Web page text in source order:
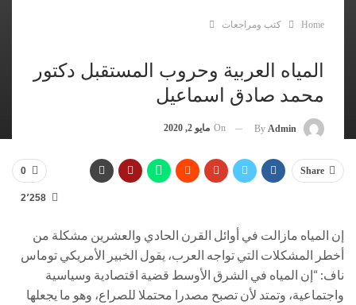
Home كتب ومراجعات
المياه العربية وحروب المستقبل دكتور
محمد صادق اسماعيل
By Admin
On مايو 2, 2020
Share
0
2٬258
إن المياه مازالت في أوائل القرن الحادي والعشرين مشكلة من
أخطر المشكلات التي تواجه العرب، يقول الخبير الأمريكي توماس
ناف: “إن المياه في الشرق الأوسط قضية اقتصادية وسياسية
واجتماعية، وتمتد لأن تصبح مصدرا محتملا للصراع، وهو ما يجعلها